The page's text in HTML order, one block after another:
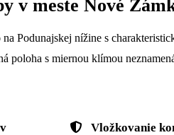
v meste Nové
Podunajskej nížine s
poloha s miernou klímou
Vložkovanie